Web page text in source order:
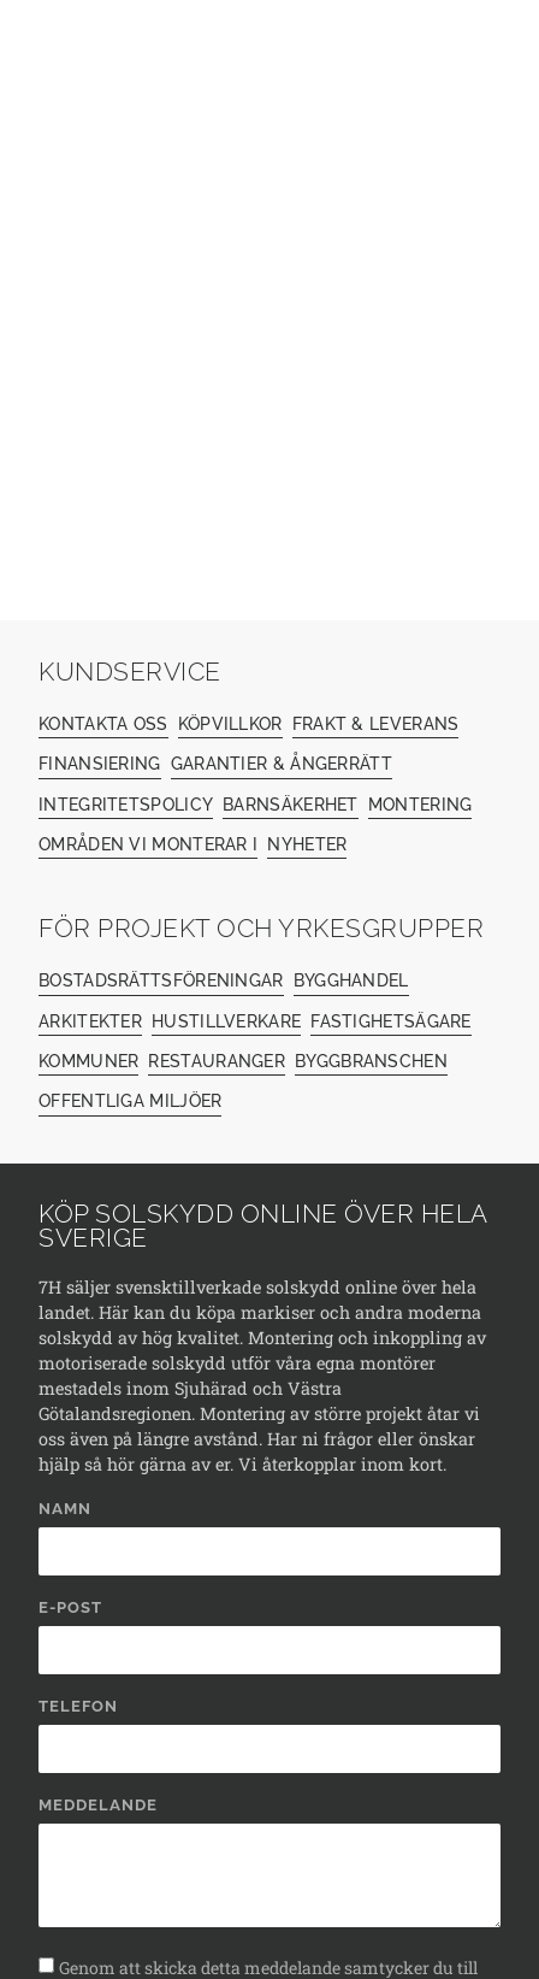
KUNDSERVICE
KONTAKTA OSS KÖPVILLKOR FRAKT & LEVERANS
FINANSIERING GARANTIER & ÅNGERRÄTT
INTEGRITETSPOLICY BARNSÄKERHET MONTERING
OMRÅDEN VI MONTERAR I NYHETER
FÖR PROJEKT OCH YRKESGRUPPER
BOSTADSRÄTTSFÖRENINGAR BYGGHANDEL
ARKITEKTER HUSTILLVERKARE FASTIGHETSÄGARE
KOMMUNER RESTAURANGER BYGGBRANSCHEN
OFFENTLIGA MILJÖER
KÖP SOLSKYDD ONLINE ÖVER HELA
SVERIGE
7H säljer svensktillverkade solskydd online över hela
landet. Här kan du köpa markiser och andra moderna
solskydd av hög kvalitet. Montering och inkoppling av
motoriserade solskydd utför våra egna montörer
mestadels inom Sjuhärad och Västra
Götalandsregionen. Montering av större projekt åtar vi
oss även på längre avstånd. Har ni frågor eller önskar
hjälp så hör gärna av er. Vi återkopplar inom kort.
NAMN
E-POST
TELEFON
MEDDELANDE
Genom att skicka detta meddelande samtycker du till